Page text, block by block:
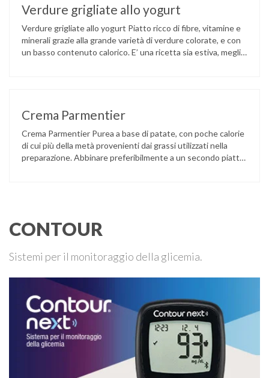
Verdure grigliate allo yogurt
Verdure grigliate allo yogurt Piatto ricco di fibre, vitamine e
minerali grazie alla grande varietà di verdure colorate, e con
un basso contenuto calorico. E’ una ricetta sia estiva, meglio
Crema Parmentier
Crema Parmentier Purea a base di patate, con poche calorie
di cui più della metà provenienti dai grassi utilizzati nella
preparazione. Abbinare preferibilmente a un secondo piatto
CONTOUR
Sistemi per il monitoraggio della glicemia.